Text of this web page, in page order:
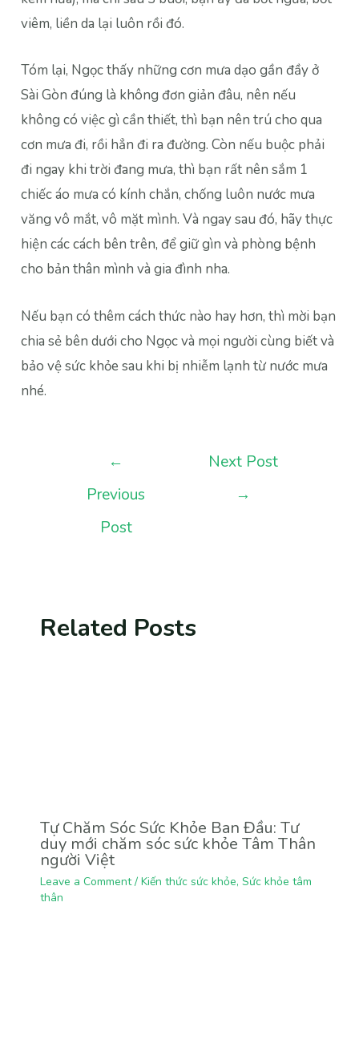
viêm, liền da lại luôn rồi đó.
Tóm lại, Ngọc thấy những cơn mưa dạo gần đầy ở
Sài Gòn đúng là không đơn giản đâu, nên nếu
không có việc gì cần thiết, thì bạn nên trú cho qua
cơn mưa đi, rồi hẳn đi ra đường. Còn nếu buộc phải
đi ngay khi trời đang mưa, thì bạn rất nên sắm 1
chiếc áo mưa có kính chắn, chống luôn nước mưa
văng vô mắt, vô mặt mình. Và ngay sau đó, hãy thực
hiện các cách bên trên, để giữ gìn và phòng bệnh
cho bản thân mình và gia đình nha.
Nếu bạn có thêm cách thức nào hay hơn, thì mời bạn
chia sẻ bên dưới cho Ngọc và mọi người cùng biết và
bảo vệ sức khỏe sau khi bị nhiễm lạnh từ nước mưa
nhé.
←
Previous
Post
Next Post
→
Related Posts
Tự Chăm Sóc Sức Khỏe Ban Đầu: Tư
duy mới chăm sóc sức khỏe Tâm Thân
người Việt
Leave a Comment / Kiến thức sức khỏe, Sức khỏe tâm
thân